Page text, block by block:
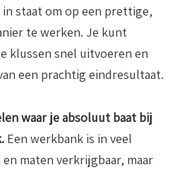
staat om op een prettige,
te werken. Je kunt
klussen snel uitvoeren en
een prachtig eindresultaat.
waar je absoluut baat bij
Een werkbank is in veel
maten verkrijgbaar, maar